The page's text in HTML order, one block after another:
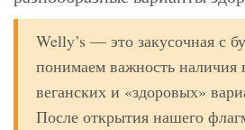
Welly’s — это закусочная с
понимаем важность наличия
веганских и «здоровых»
После открытия нашего